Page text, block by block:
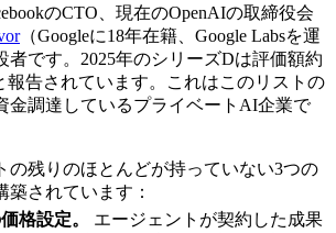
のCTO、現在のOpenAIの取締役会
（Googleに18年在籍、Google Labsを運
者です。2025年のシリーズDは評価額約
報告されています。これはこのリストの
金調達しているプライベートAI企業で
の残りのほとんどが持っていない3つの
築されています：
格設定。
エージェントが契約した成果